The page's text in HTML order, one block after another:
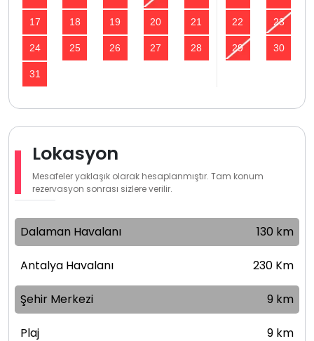
17 18 19 20 21 22 23
24 25 26 27 28 29 30
31
Lokasyon
Mesafeler yaklaşık olarak hesaplanmıştır. Tam konum
rezervasyon sonrası sizlere verilir.
Dalaman Havalanı 130 km
Antalya Havalanı 230 Km
Şehir Merkezi 9 km
Plaj 9 km